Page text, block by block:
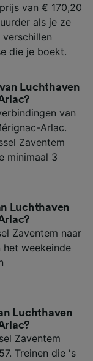
van € 170,20
als je ze
die je boekt.
Luchthaven
van
Arlac.
Zaventem
minimaal 3
Luchthaven
Zaventem naar
weekeinde
Luchthaven
Zaventem
Treinen die 's